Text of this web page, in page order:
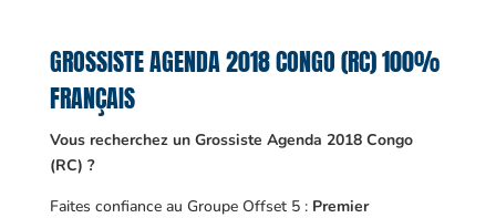
GROSSISTE AGENDA 2018 CONGO (RC) 100%
FRANÇAIS
Vous recherchez un Grossiste Agenda 2018 Congo
(RC) ?
Faites confiance au Groupe Offset 5 : Premier